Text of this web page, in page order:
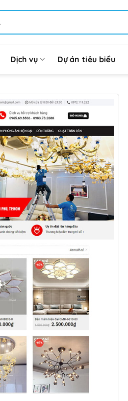
Dịch vụ Dự án tiêu biểu